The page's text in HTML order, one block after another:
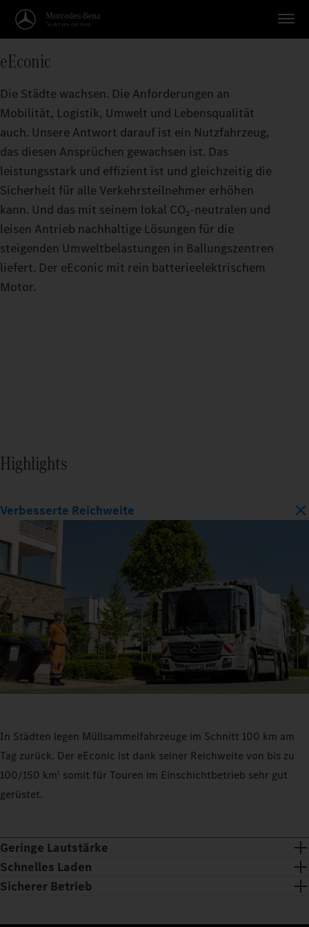
eEconic
Die Städte wachsen. Die Anforderungen an
Mobilität, Logistik, Umwelt und Lebensqualität
auch. Unsere Antwort darauf ist ein Nutzfahrzeug,
das diesen Ansprüchen gewachsen ist. Das
leistungsstark und effizient ist und gleichzeitig die
Sicherheit für alle Verkehrsteilnehmer erhöhen
kann. Und das mit seinem lokal CO₂‑neutralen und
leisen Antrieb nachhaltige Lösungen für die
steigenden Umweltbelastungen in Ballungszentren
liefert. Der eEconic mit rein batterieelektrischem
Motor.
Highlights
Verbesserte Reichweite
In Städten legen Müllsammelfahrzeuge im Schnitt 100 km am
Tag zurück. Der eEconic ist dank seiner Reichweite von bis zu
100/150 km1 somit für Touren im Einschichtbetrieb sehr gut
gerüstet.
Geringe Lautstärke
Schnelles Laden
Sicherer Betrieb